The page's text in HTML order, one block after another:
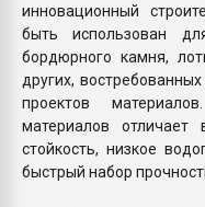
инновационный
быть использован
бордюрного камня,
других,
проектов
материалов отличает
стойкость, низкое
быстрый набор